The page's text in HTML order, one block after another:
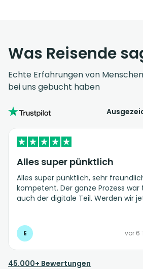
Was Reisende
Echte Erfahrungen von
bei uns gebucht haben
Alles super pünktlich
Alles super pünktlich, sehr
kompetent. Der ganze Prozess war
auch der digitale Teil. Werden wir
E vor 6
45.000+ Bewertungen